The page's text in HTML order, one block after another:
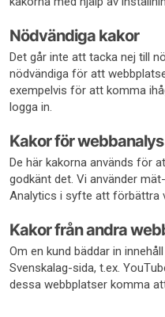
Nödvändiga kakor
Det går inte att tacka nej till
nödvändiga för att
exempelvis för att komma
logga in.
Kakor för webbanalys
De här kakorna används för
godkänt det. Vi använder
Analytics i syfte att förbättra
Kakor från andra
Om en kund bäddar in
Svenskalag-sida, t.ex.
dessa webbplatser komma